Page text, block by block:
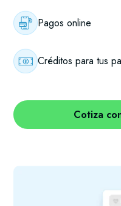
Pagos online
Créditos para tus
Cotiza